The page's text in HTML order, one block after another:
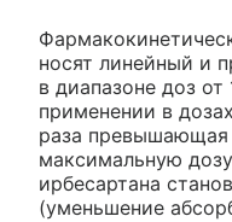
носят линейный и
в диапазоне доз
применении в
раза
максимальную
ирбесартана
(уменьшение